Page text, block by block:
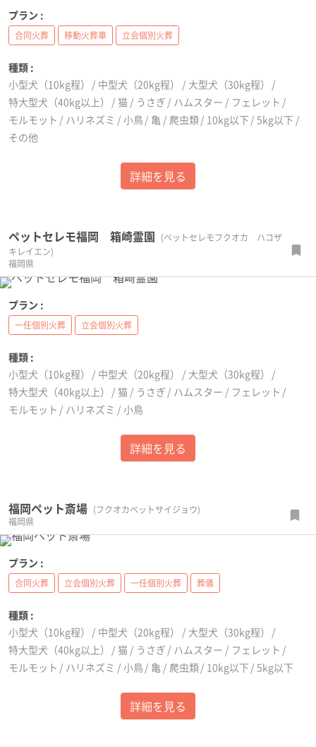
プラン :
合同火葬 移動火葬車 立会個別火葬
種類 :
小型犬（10kg程）
中型犬（20kg程）
大型犬（30kg程）
特大型犬（40kg以上）
猫 うさぎ ハムスター
フェレット
モルモット
ハリネズミ 小鳥 亀 爬虫類 10kg以下
5kg以下
その他
詳細を見る
ペットセレモ福岡 箱崎霊園 (ペットセレモフクオカ ハコザ
キレイエン)
福岡県
プラン :
一任個別火葬 立会個別火葬
種類 :
小型犬（10kg程）
中型犬（20kg程）
大型犬（30kg程）
特大型犬（40kg以上）
猫 うさぎ ハムスター
フェレット
モルモット
ハリネズミ 小鳥
詳細を見る
福岡ペット斎場 (フクオカペットサイジョウ)
福岡県
プラン :
合同火葬 立会個別火葬 一任個別火葬 葬儀
種類 :
小型犬（10kg程）
中型犬（20kg程）
大型犬（30kg程）
特大型犬（40kg以上）
猫 うさぎ ハムスター
フェレット
モルモット
ハリネズミ 小鳥 亀 爬虫類 10kg以下 5kg以下
詳細を見る